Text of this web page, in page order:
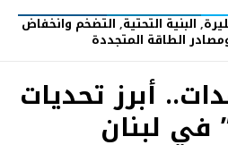
,البنية التحتية,التضخم وانخفاض
الطاقة المتجددة
أبرز تحديات
في لبنان